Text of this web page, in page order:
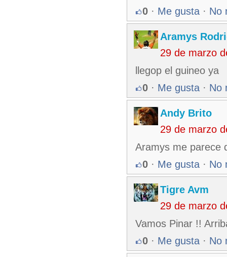
0 · Me gusta · No
Aramys
29 de marzo
llegop el guineo ya
0 · Me gusta · No
Andy Brito
29 de marzo
Aramys me parece
0 · Me gusta · No
Tigre Avm
29 de marzo
Vamos Pinar !!
0 · Me gusta · No